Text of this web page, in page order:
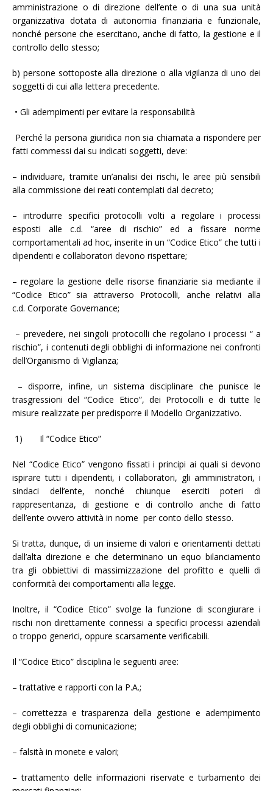
amministrazione o di direzione dell’ente o di una sua unità
organizzativa dotata di autonomia finanziaria e funzionale,
nonché persone che esercitano, anche di fatto, la gestione e il
controllo dello stesso;
b) persone sottoposte alla direzione o alla vigilanza di uno dei
soggetti di cui alla lettera precedente.
• Gli adempimenti per evitare la responsabilità
Perché la persona giuridica non sia chiamata a rispondere per
fatti commessi dai su indicati soggetti, deve:
– individuare, tramite un’analisi dei rischi, le aree più sensibili
alla commissione dei reati contemplati dal decreto;
– introdurre specifici protocolli volti a regolare i processi
esposti alle c.d. “aree di rischio” ed a fissare norme
comportamentali ad hoc, inserite in un “Codice Etico” che tutti i
dipendenti e collaboratori devono rispettare;
– regolare la gestione delle risorse finanziarie sia mediante il
“Codice Etico” sia attraverso Protocolli, anche relativi alla
c.d. Corporate Governance;
– prevedere, nei singoli protocolli che regolano i processi “ a
rischio”, i contenuti degli obblighi di informazione nei confronti
dell’Organismo di Vigilanza;
– disporre, infine, un sistema disciplinare che punisce le
trasgressioni del “Codice Etico”, dei Protocolli e di tutte le
misure realizzate per predisporre il Modello Organizzativo.
1) Il “Codice Etico”
Nel “Codice Etico” vengono fissati i principi ai quali si devono
ispirare tutti i dipendenti, i collaboratori, gli amministratori, i
sindaci dell’ente, nonché chiunque eserciti poteri di
rappresentanza, di gestione e di controllo anche di fatto
dell’ente ovvero attività in nome per conto dello stesso.
Si tratta, dunque, di un insieme di valori e orientamenti dettati
dall’alta direzione e che determinano un equo bilanciamento
tra gli obbiettivi di massimizzazione del profitto e quelli di
conformità dei comportamenti alla legge.
Inoltre, il “Codice Etico” svolge la funzione di scongiurare i
rischi non direttamente connessi a specifici processi aziendali
o troppo generici, oppure scarsamente verificabili.
Il “Codice Etico” disciplina le seguenti aree:
– trattative e rapporti con la P.A.;
– correttezza e trasparenza della gestione e adempimento
degli obblighi di comunicazione;
– falsità in monete e valori;
– trattamento delle informazioni riservate e turbamento dei